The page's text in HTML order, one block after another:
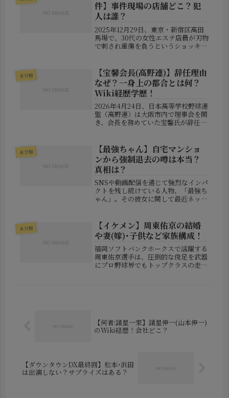
しました。突然の報告...
件】事件現場の店舗どこ？犯
人は誰？
2025年12月29日、東京・新宿区高田
馬場で、30代の女性エステ店員が刃物
で刺され重傷を負うというショッキン
き、現場はJR高田馬場駅から徒歩圏内
の雑居ビルということもあり、地...
未分類
【宝馨会長(高野連)】辞任理由
なぜ？一身上の都合とは何？
Wiki経歴学歴！
2026年4月24日、日本高等学校野球連
盟（高野連）は大阪市内で理事会を開
き、会長を務めていた宝馨氏が辞任し
の背景には何があったのか。さらに後
任人事や、宝氏のこれまでの経歴...
未分類
【最強ちゃん】自宅マンショ
ンから強制退去の噂は本当？
真相は？
SNSや動画配信を通じて強烈なインパ
クトを残し続けている人物、「最強ち
ゃん」。その彼女に関して最近ネット
された」という衝撃的なニュースで
す。この記事では、実際に報道された
内容...
未分類
【イケメン】周東佑京の結婚
や妻(嫁)･子供など家族構成！
福岡ソフトバンクホークスで活躍する
周東佑京選手は、圧倒的な俊足を武器
にプロ野球界でもトップクラスの走力
【何者:諸星一家】諸星伸一(山本伸一)
のWiki経歴！会社どこ？
【ダウンタウンDX最終回】松本･浜田
は出演しない？サプライズはある？